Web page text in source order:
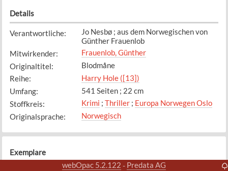
Details
Verantwortliche:
Jo Nesbø ; aus dem Norwegischen von
Günther Frauenlob
Mitwirkender:
Frauenlob, Günther
Originaltitel:
Blodmåne
Reihe:
Harry Hole ([13])
Umfang:
541 Seiten ; 22 cm
Stoffkreis: Krimi ; Thriller; Europa Norwegen Oslo
Originalsprache: Norwegisch
Exemplare
webOpac 5.2.122 - Predata AG